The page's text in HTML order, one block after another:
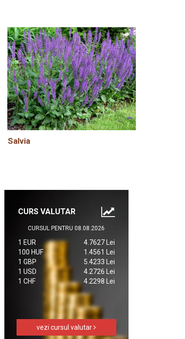
Salvia
CURS VALUTAR
CURSUL PENTRU 08.08.2026
1 EUR
4.7627 Lei
100 HUF
1.4561 Lei
1 GBP
5.4233 Lei
1 USD
4.2726 Lei
1 CHF
4.2298 Lei
vezi cursul valutar